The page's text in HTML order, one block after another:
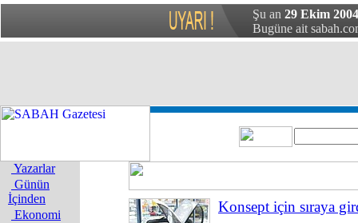
Şu an 29 Ekim
Bugüne ait
Yazarlar
Günün
İçinden
Ekonomi
Konsept için sıraya